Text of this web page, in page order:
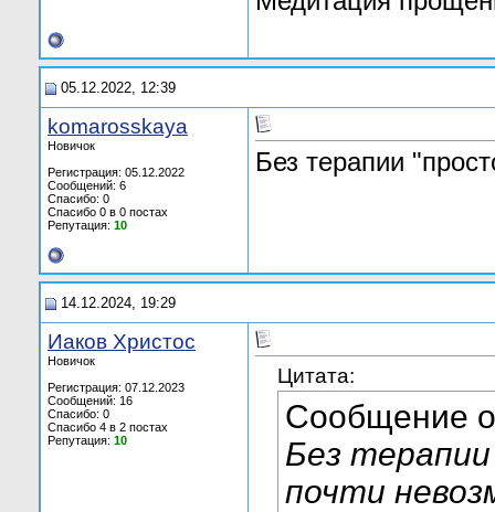
05.12.2022, 12:39
komarosskaya
Новичок
Регистрация: 05.12.2022
Сообщений: 6
Спасибо: 0
Спасибо 0 в 0 постах
Репутация: 10
Без терапии
14.12.2024, 19:29
Иаков Христос
Новичок
Регистрация: 07.12.2023
Сообщений: 16
Спасибо: 0
Спасибо 4 в 2 постах
Репутация: 10
Цитата:
Сообщение
Без
почти